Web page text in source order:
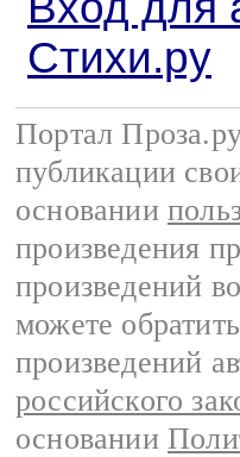
Стихи.ру
Портал
публикации
основании
произведения
произведений
можете
произведений
российского
основании